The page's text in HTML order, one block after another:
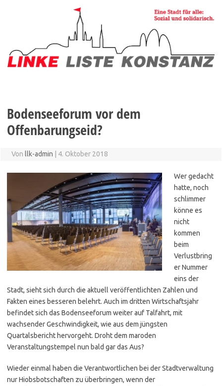
Bodenseeforum vor dem
Offenbarungseid?
Von llk-admin 4. Oktober 2018
Wer gedacht
hatte, noch
schlimmer
könne es
nicht
kommen
beim
Verlustbring
er Nummer
eins der
Stadt, sieht sich durch die aktuell veröffentlichten Zahlen und
Fakten eines besseren belehrt. Auch im dritten Wirtschaftsjahr
befindet sich das Bodenseeforum weiter auf Talfahrt, mit
wachsender Geschwindigkeit, wie aus dem jüngsten
Quartalsbericht hervorgeht. Droht dem maroden
Veranstaltungstempel nun bald gar das Aus?
Wieder einmal haben die Verantwortlichen bei der Stadtverwaltung
nur Hiobsbotschaften zu überbringen, wenn der